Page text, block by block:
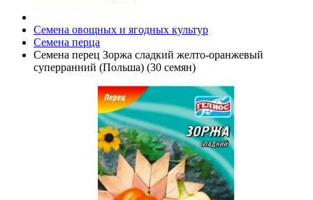
Семена овощных и ягодных культур
Семена перца
Семена перец Зоржа сладкий желто-оранжевый
суперранний (Польша) (30 семян)